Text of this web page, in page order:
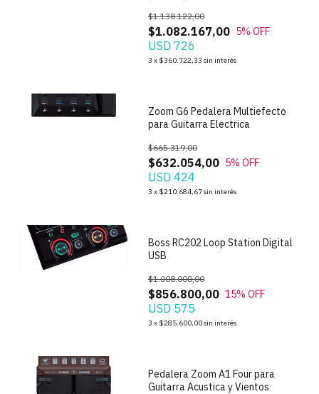
$1.082.167,00
$1.138.122,00
5% OFF
USD 726
3 x $360.722,33 sin interés
Zoom G6 Pedalera Multiefecto
para Guitarra Electrica
$632.054,00
$665.319,00
5% OFF
USD 424
3 x $210.684,67sin interés
Boss RC202 Loop Station Digital
USB
$856.800,00
$1.008.000,00
15% OFF
USD 575
3 x $285.600,00sin interés
Pedalera Zoom A1 Four para
Guitarra Acustica y Vientos